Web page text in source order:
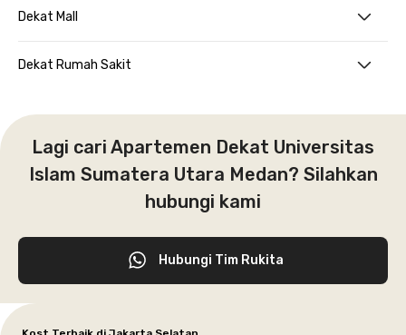
Dekat Mall
Dekat Rumah Sakit
Lagi cari Apartemen Dekat Universitas
Islam Sumatera Utara Medan? Silahkan
hubungi kami
Hubungi Tim Rukita